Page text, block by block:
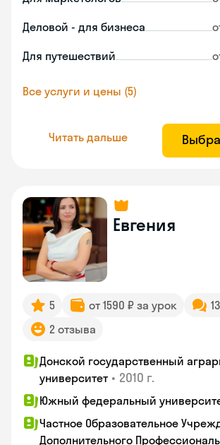
Деловой - для бизнеса
Для путешествий
Все услуги и цены (5)
Читать дальше
Евгения
5 от 1590 ₽ за урок
2 отзыва
Донской государственный
университет • 2010 г.
Южный федеральный
Частное Образовательное
Дополнительного